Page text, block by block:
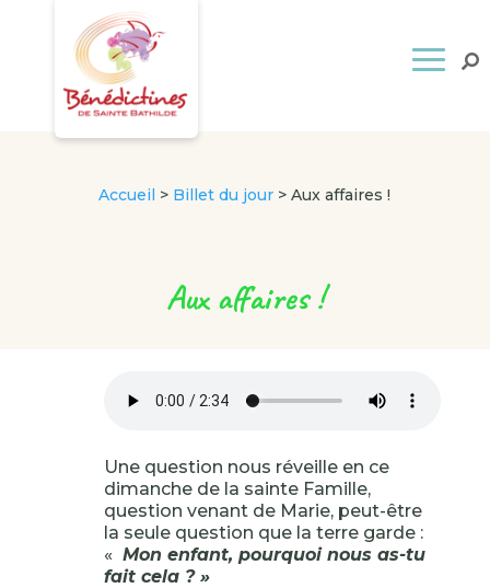
Accueil > Billet du jour >Aux affaires !
Aux affaires !
Une question nous réveille en ce
dimanche de la sainte Famille,
question venant de Marie, peut-être
la seule question que la terre garde :
« Mon enfant, pourquoi nous as-tu
fait cela ? »